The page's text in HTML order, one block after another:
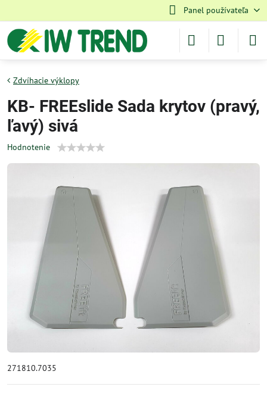
Panel používateľa
Zdvíhacie výklopy
KB- FREEslide Sada krytov (pravý,
ľavý) sivá
Hodnotenie
271810.7035